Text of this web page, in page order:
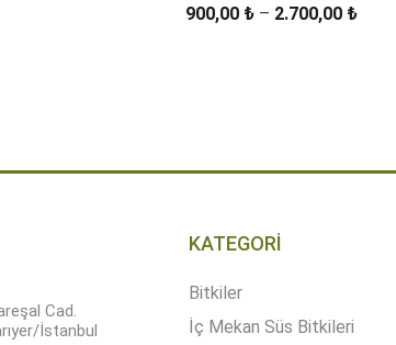
900,00 ₺ – 2.700,00 ₺Fiyat
Cad.
İstanbul
KATEGORİ
Bitkiler
İç Mekan Süs Bitkileri